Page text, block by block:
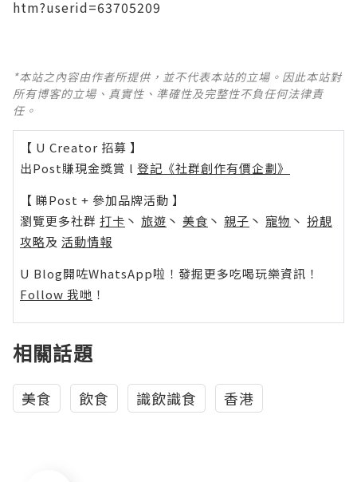
htm?userid=63705209
*本站之內容由作者所提供，並不代表本站的立場。因此本站對
所有博客的立場、真實性、準確性及完整性不負任何法律責
任。
【 U Creator 招募 】
出Post賺現金獎賞 l 登記《社群創作有價企劃》
【 睇Post + 參加品牌活動 】
瀏覽更多社群 打卡 丶 旅遊 丶 美食 丶 親子 丶 寵物 丶 扮靚
攻略及 活動情報
U Blog開咗WhatsApp啦！發掘更多吃喝玩樂資訊！
Follow 我哋 ！
相關話題
美食 飲食 識飲識食 香港